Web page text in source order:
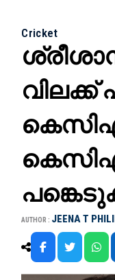
Cricket
വിലക്ക്
AUTHOR : JEENA T